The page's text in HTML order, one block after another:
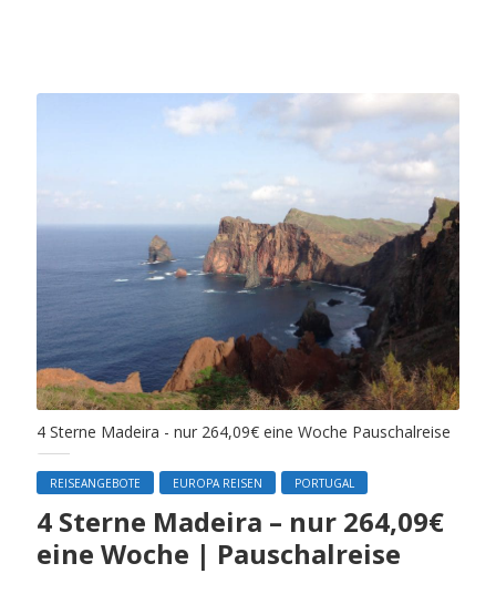
4 Sterne Madeira - nur 264,09€ eine Woche Pauschalreise
REISEANGEBOTE EUROPA REISEN PORTUGAL
4 Sterne Madeira – nur 264,09€
eine Woche | Pauschalreise